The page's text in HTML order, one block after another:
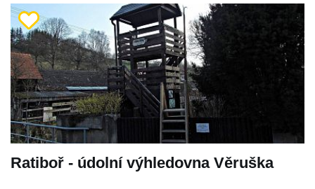
Ratiboř - údolní výhledovna Věruška